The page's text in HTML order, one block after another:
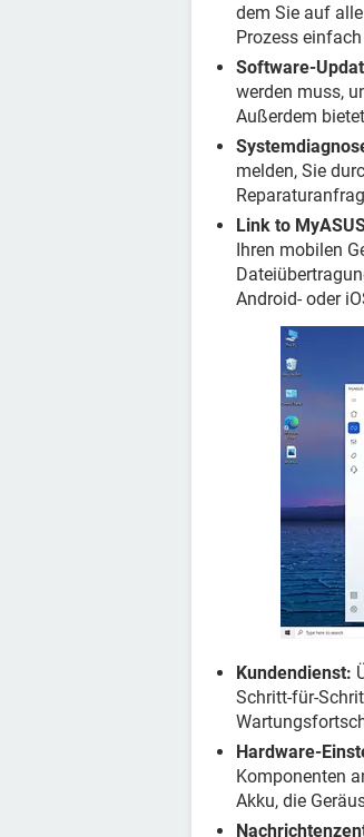
dem Sie auf
Prozess
Software-
werden muss,
Außerdem
melden, Sie
Link to
Ihren mobilen
Android- oder
Kundendienst:
Schritt-für-
Hardware-
Komponenten
Akku, die